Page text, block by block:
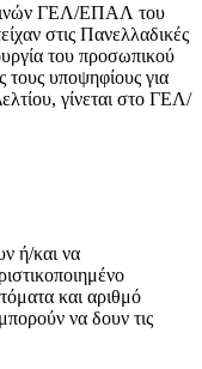
ΓΕΛ/ΕΠΑΛ του
στις Πανελλαδικές
του προσωπικού
υποψηφίους για
γίνεται στο ΓΕΛ/
ή/και να
και αριθμό
να δουν τις